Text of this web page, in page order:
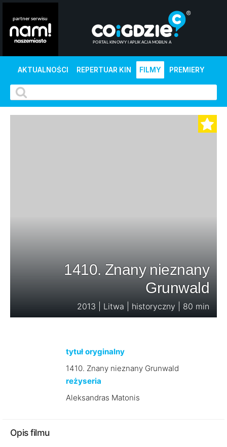
AKTUALNOŚCI REPERTUAR KIN FILMY PREMIERY
1410. Znany nieznany
Grunwald
2013 | Litwa | historyczny | 80 min
tytuł oryginalny
1410. Znany nieznany Grunwald
reżyseria
Aleksandras Matonis
Opis filmu